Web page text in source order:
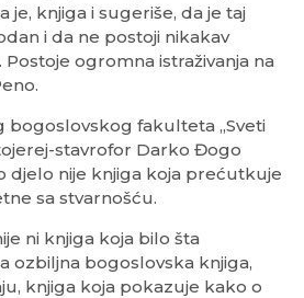
je, knjiga i sugeriše, da je taj
i da ne postoji nikakav
ogromna istraživanja na
bogoslovskog fakulteta „Sveti
stavrofor Darko Đogo
djelo nije knjiga koja prećutkuje
sa stvarnošću.
ni knjiga koja bilo šta
ozbiljna bogoslovska knjiga,
knjiga koja pokazuje kako o